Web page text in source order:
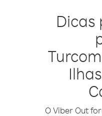
Dicas
O Viber Out